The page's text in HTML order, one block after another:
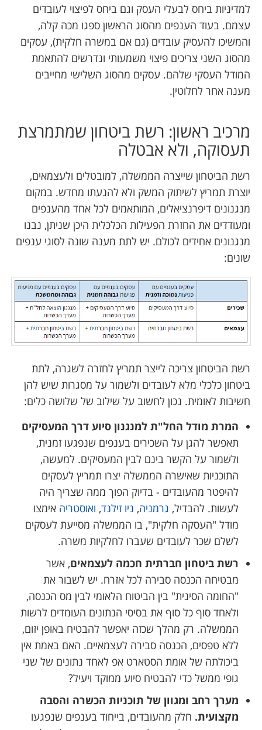
למדיניות ביחס לבעלי העסק וגם ביחס לפיצוי לעובדים
עצמם. בעוד הענפים מהסוג הראשון ספגו מכה קלה,
והמשיכו להעסיק עובדים (גם אם במשרה חלקית), עסקים
מהסוג השני צריכים פיצוי משמעותי ונדרשים להתאמת
המודל העסקי שלהם. עסקים מהסוג השלישי מחייבים
מענה אחר לחלוטין.
מרכיב ראשון: רשת ביטחון שמתמרצת
תעסוקה, ולא אבטלה
רשת הביטחון שייצרה הממשלה, למובטלים ולעצמאים,
יוצרת תמריץ לשיתוק המשק ולא להנעתו מחדש. במקום
מנגנונים דיפרנציאלים, המותאמים לכל אחד מהענפים
ומעודדים את החזרת הפעילות הכלכלית היכן שניתן, נבנו
מנגנונים אחידים לכולם. יש לתת מענה שונה לסוגי ענפים
שונים:
רשת הביטחון צריכה לייצר תמריץ לחזרה לשגרה, לתת
ביטחון כלכלי מלא לעובדים ולשמור על מסגרות שיש להן
חשיבות לאומית. נכון לחשוב על שילוב של שלושה כלים:
המרת מודל החל"ת למנגנון סיוע דרך המעסיקים
תאפשר להגן על השכירים בענפים שנפגעו זמנית,
ולשמור על הקשר בינם לבין המעסיקים. למעשה,
התוכניות שאישרה הממשלה יצרו תמריץ לעסקים
להיפטר מהעובדים - בדיוק הפוך ממה שצריך היה
לעשות. להבדיל, גרמניה, ניו זילנד, ואוסטריה אימצו
מודל "העסקה חלקית", בו הממשלה מסייעת לעסקים
לשלם שכר לעובדים שעברו לחלקיות משרה.
רשת ביטחון חברתית חכמה לעצמאים, אשר
מבטיחה הכנסה סבירה לכל אזרח. יש לשבור את
"החומה הסינית" בין הביטוח הלאומי לבין מס הכנסה,
ולאחד סוף כל סוף את בסיסי הנתונים העומדים לרשות
הממשלה. רק מהלך שכזה יאפשר להבטיח באופן יזום,
ללא טפסים, הכנסה סבירה לעצמאיים. האם באמת אין
ביכולתה של אומת הסטארט אפ לאחד נתונים של שני
גופי ממשל כדי להבטיח סיוע ממוקד ויעיל?
מערך רחב ומגוון של תוכניות הכשרה והסבה
מקצועית. חלק מהעובדים, בייחוד בענפים שנפגעו